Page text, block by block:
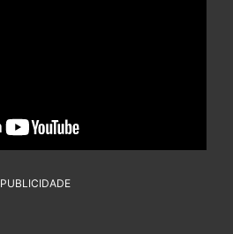
PUBLICIDADE